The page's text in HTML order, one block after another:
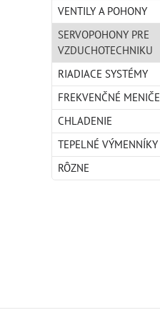
VENTILY A POHONY
SERVOPOHONY PRE
VZDUCHOTECHNIKU
RIADIACE SYSTÉMY
FREKVENČNÉ MENIČE
CHLADENIE
TEPELNÉ VÝMENNÍKY
RÔZNE